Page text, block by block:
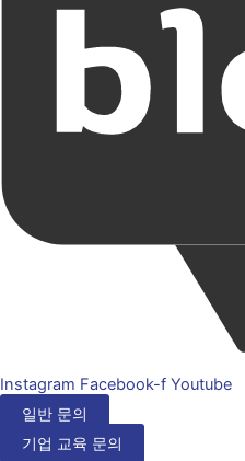
Instagram Facebook-f Youtube
일반 문의
기업 교육 문의